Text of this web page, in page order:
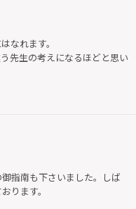
なれます。
先生の考えになるほどと思い
指南も下さいました。しば
ります。